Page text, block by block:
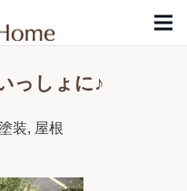
っしょに♪
装, 屋根